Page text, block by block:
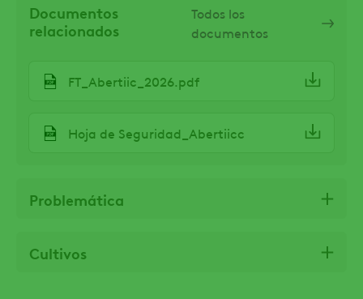
Documentos
relacionados
Todos los
documentos
FT_Abertiic_2026.pdf
Hoja de Seguridad_Abertiicc
Problemática
Cultivos